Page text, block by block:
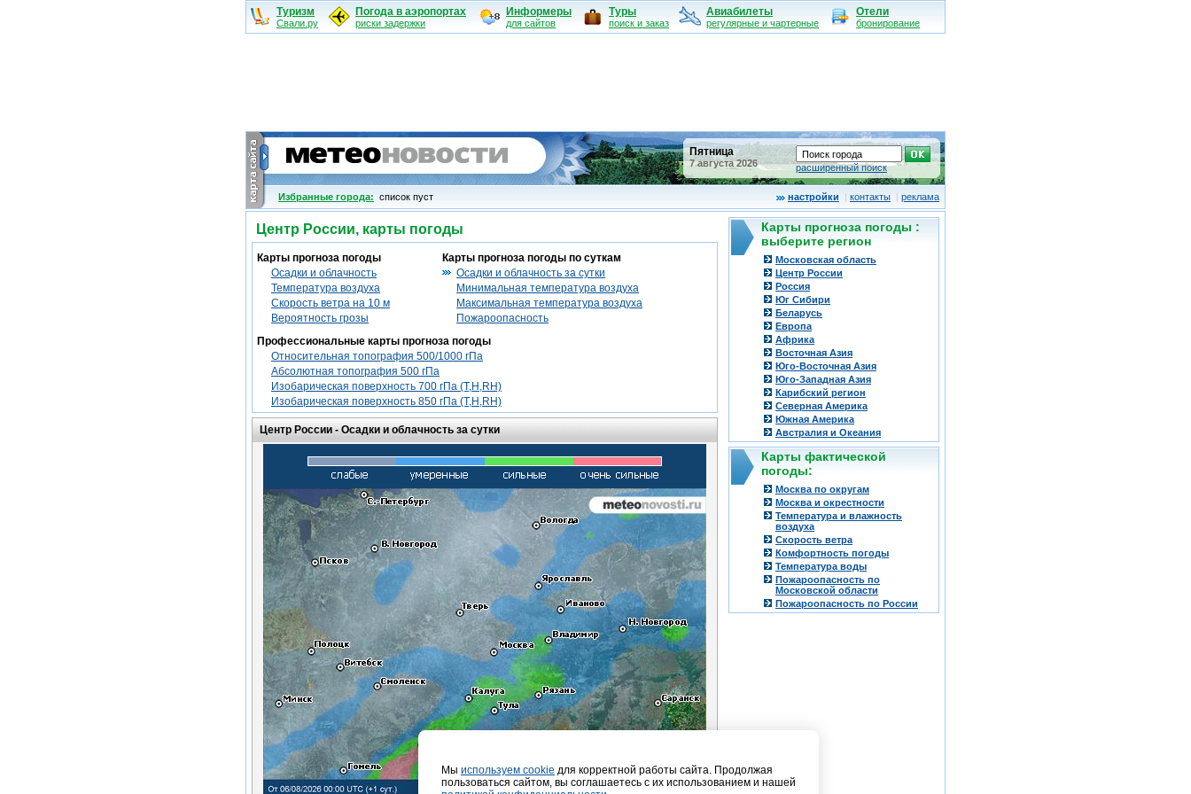
Туризм
Свали.ру
Погода в аэропортах
риски задержки
Информеры
для сайтов
Туры
поиск и заказ
Авиабилеты
регулярные и чартерные
Отели
бронирование
Пятница
7 августа 2026 расширенный поиск
Избранные города: cписок пуст настройки | контакты | реклама
Центр России, карты погоды
Карты прогноза погоды
Осадки и облачность
Температура воздуха
Скорость ветра на 10 м
Вероятность грозы
Карты прогноза погоды по суткам
Осадки и облачность за сутки
Минимальная температура воздуха
Максимальная температура воздуха
Пожароопасность
Профессиональные карты прогноза погоды
Относительная топография 500/1000 гПа
Абсолютная топография 500 гПа
Изобарическая поверхность 700 гПа (T,H,RH)
Изобарическая поверхность 850 гПа (T,H,RH)
Центр России - Осадки и облачность за сутки
Карты прогноза погоды :
выберите регион
Московская область
Центр России
Россия
Юг Сибири
Беларусь
Европа
Африка
Восточная Азия
Юго-Восточная Азия
Юго-Западная Азия
Карибский регион
Северная Америка
Южная Америка
Австралия и Океания
Карты фактической
погоды:
Москва по округам
Москва и окрестности
Температура и влажность
воздуха
Скорость ветра
Комфортность погоды
Температура воды
Пожароопасность по
Московской области
Пожароопасность по России
Мы используем cookie для корректной работы сайта. Продолжая
пользоваться сайтом, вы соглашаетесь с их использованием и нашей